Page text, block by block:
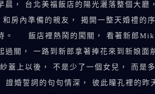
晨， 台北美福飯店的陽光灑落整個大
和房內準備的親友， 揭開一整天婚禮
。 飯店裡熱鬧的闖關， 看著新郎
過關， 一路到新郎拿著捧花來到新娘
蓋上以後， 不是少了一個女兒， 而是
婚誓詞的句句情深， 彼此瞳孔裡的昨